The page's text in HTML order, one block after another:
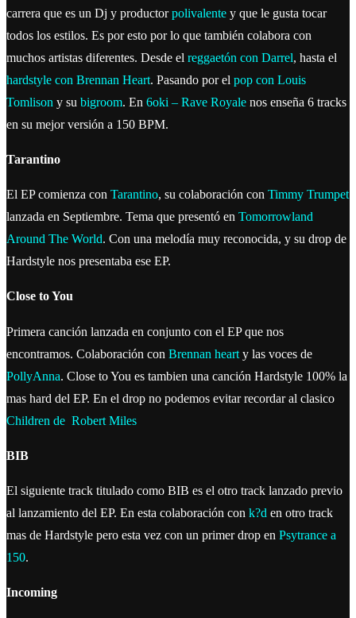
carrera que es un Dj y productorpolivalente y que le gusta tocar
todos los estilos. Es por esto por lo que también colabora con
muchos artistas diferentes. Desde el reggaetón con Darrel, hasta el
hardstyle con Brennan Heart. Pasando por el pop con Louis
Tomlison y su bigroom. En 6oki – Rave Royale nos enseña 6 tracks
en su mejor versión a 150 BPM.
Tarantino
El EP comienza con Tarantino, su colaboración con Timmy Trumpet
lanzada en Septiembre. Tema que presentó en Tomorrowland
Around The World. Con una melodía muy reconocida, y su drop de
Hardstyle nos presentaba ese EP.
Close to You
Primera canción lanzada en conjunto con el EP que nos
encontramos. Colaboración con Brennan heart y las voces de
PollyAnna. Close to You es tambien una canción Hardstyle 100% la
mas hard del EP. En el drop no podemos evitar recordar al clasico
Children de Robert Miles
BIB
El siguiente track titulado como BIB es el otro track lanzado previo
al lanzamiento del EP. En esta colaboración con k?d en otro track
mas de Hardstyle pero esta vez con un primer drop en Psytrance a
150.
Incoming